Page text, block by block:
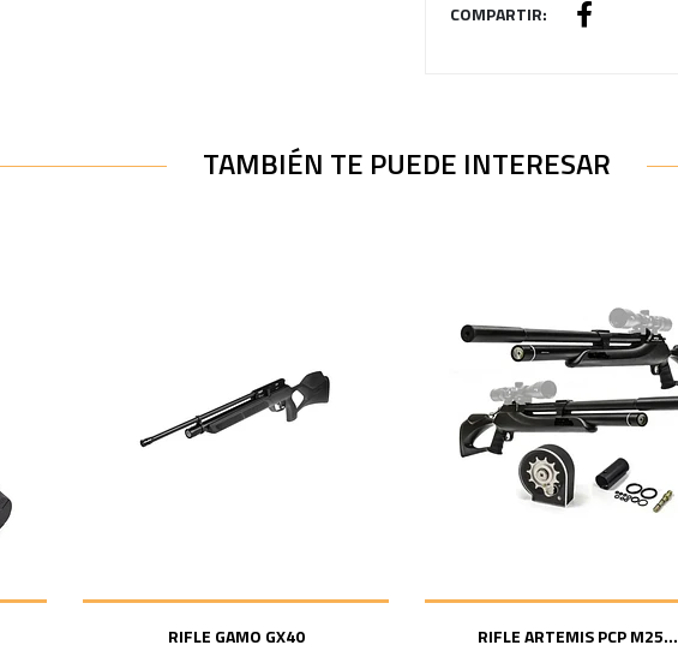
COMPARTIR:
TAMBIÉN TE PUEDE INTERESAR
RIFLE GAMO GX40
RIFLE ARTEMIS PCP M25...